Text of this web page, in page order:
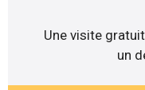
Une visite
un